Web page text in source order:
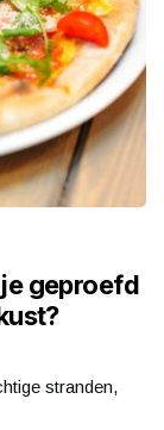
geproefd
stranden,